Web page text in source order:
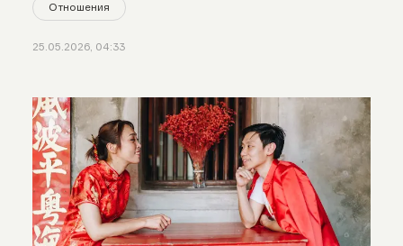
Отношения
25.05.2026, 04:33